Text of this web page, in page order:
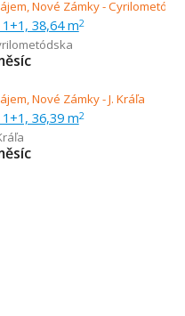
38,64 m2
36,39 m2